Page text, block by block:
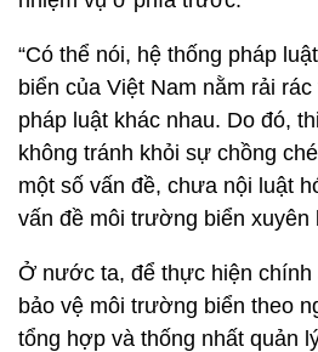
“Có thể nói, hệ thống pháp
biển của Việt Nam nằm rải
pháp luật khác nhau. Do đó,
không tránh khỏi sự chồng
một số vấn đề, chưa nội luật
vấn đề môi trường biển xuyên
Ở nước ta, để thực hiện chính
bảo vệ môi trường biển theo
tổng hợp và thống nhất quản